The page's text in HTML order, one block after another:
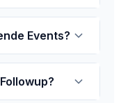
Events?